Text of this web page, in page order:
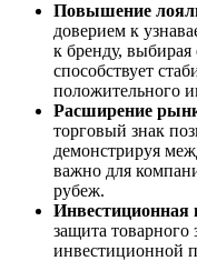
Повышение
доверием к
к бренду,
способствует
положительного
Расширение
торговый знак
демонстрируя
важно для
рубеж.
Инвестиционная
защита товарного
инвестиционной